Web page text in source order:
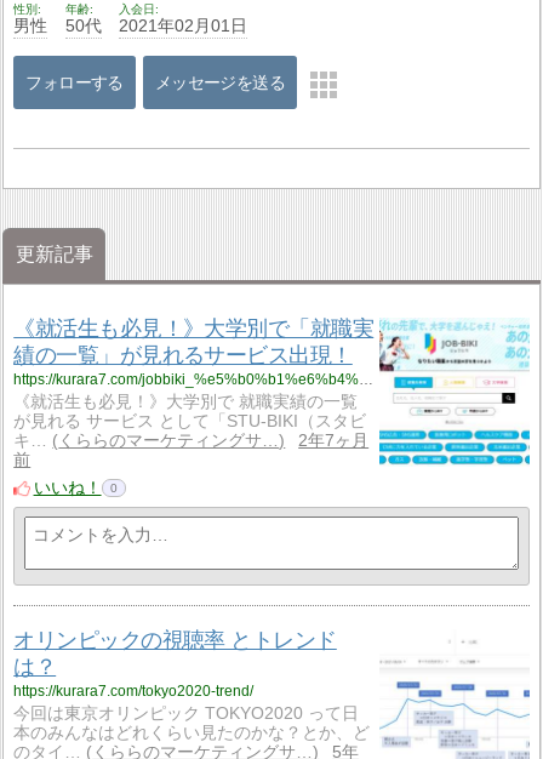
性別
男性
年齢
50代
入会日
2021年02月01日
フォローする メッセージを送る
更新記事
《就活生も必見！》大学別で「就職実
績の一覧」が見れるサービス出現！
https://kurara7.com/jobbiki_%e5%b0%b1%e6%b4%bb/
《就活生も必見！》大学別で 就職実績の一覧
が見れる サービス として「STU-BIKI（スタビ
キ…
くららのマーケティングサ…
2年7ヶ月
前
いいね！
0
オリンピックの視聴率 とトレンド
は？
https://kurara7.com/tokyo2020-trend/
今回は東京オリンピック TOKYO2020 って日
本のみんなはどれくらい見たのかな？とか、ど
のタイ…
くららのマーケティングサ…
5年